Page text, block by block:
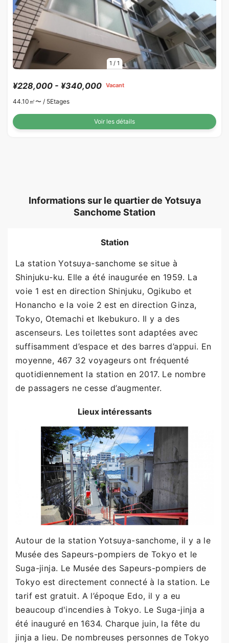
1 / 1
¥228,000 - ¥340,000 Vacant
44.10㎡〜 / 5Etages
Voir les détails
Informations sur le quartier de Yotsuya
Sanchome Station
Station
La station Yotsuya-sanchome se situe à
Shinjuku-ku. Elle a été inaugurée en 1959. La
voie 1 est en direction Shinjuku, Ogikubo et
Honancho e la voie 2 est en direction Ginza,
Tokyo, Otemachi et Ikebukuro. Il y a des
ascenseurs. Les toilettes sont adaptées avec
suffisamment d’espace et des barres d’appui. En
moyenne, 467 32 voyageurs ont fréquenté
quotidiennement la station en 2017. Le nombre
de passagers ne cesse d’augmenter.
Lieux intéressants
Autour de la station Yotsuya-sanchome, il y a le
Musée des Sapeurs-pompiers de Tokyo et le
Suga-jinja. Le Musée des Sapeurs-pompiers de
Tokyo est directement connecté à la station. Le
tarif est gratuit. A l’époque Edo, il y a eu
beaucoup d'incendies à Tokyo. Le Suga-jinja a
été inauguré en 1634. Charque juin, la fête du
jinja a lieu. De nombreuses personnes de Tokyo